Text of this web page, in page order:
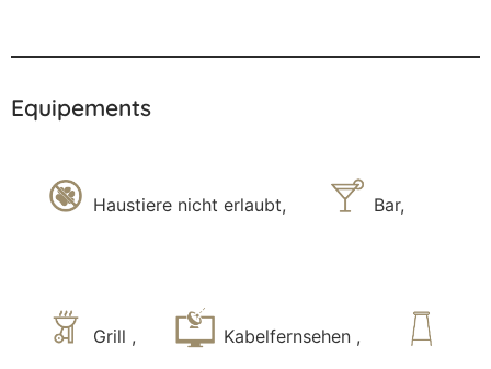
Equipements
Haustiere nicht erlaubt, Bar,
Grill , Kabelfernsehen ,